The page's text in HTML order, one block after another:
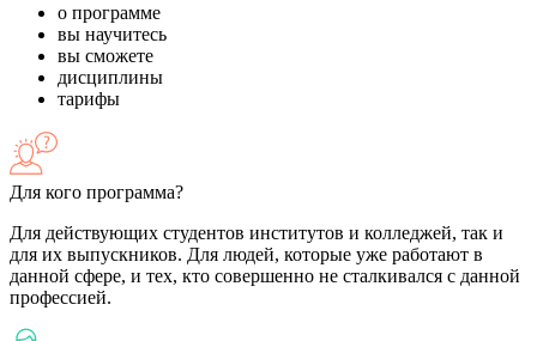
о программе
вы научитесь
вы сможете
дисциплины
тарифы
Для кого программа?
Для действующих студентов институтов и колледжей, так и
для их выпускников. Для людей, которые уже работают в
данной сфере, и тех, кто совершенно не сталкивался с данной
профессией.